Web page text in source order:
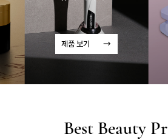
최근 본
제품 보기
Best Beauty Pr